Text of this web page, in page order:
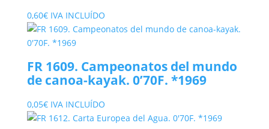
0,60€ IVA INCLUÍDO
FR 1609. Campeonatos del mundo
de canoa-kayak. 0’70F. *1969
0,05€ IVA INCLUÍDO